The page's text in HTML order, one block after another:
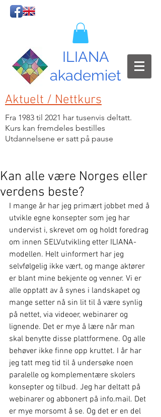
ILIANA
akademiet
Aktuelt / Nettkurs
Fra 1983 til 2021 har tusenvis deltatt.
Kurs kan fremdeles bestilles
Utdannelsene er satt på pause
Kan alle være Norges eller
verdens beste?
I mange år har jeg primært jobbet med å
utvikle egne konsepter som jeg har
undervist i, skrevet om og holdt foredrag
om innen SELVutvikling etter ILIANA-
modellen. Helt uinformert har jeg
selvfølgelig ikke vært, og mange aktører
er blant mine bekjente og venner. Vi er
alle opptatt av å synes i landskapet og
mange setter nå sin lit til å være synlig
på nettet, via videoer, webinarer og
lignende. Det er mye å lære når man
skal benytte disse plattformene. Og alle
behøver ikke finne opp kruttet. I år har
jeg tatt meg tid til å undersøke noen
paralelle og komplementære skolers
konsepter og tilbud. Jeg har deltatt på
webinarer og abbonert på info.mail. Det
er mye morsomt å se. Og det er en del